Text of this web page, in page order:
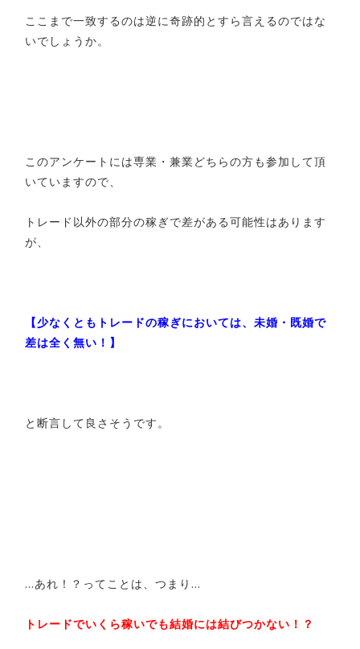
ここまで一致するのは逆に奇跡的とすら言えるのではな
いでしょうか。
このアンケートには専業・兼業どちらの方も参加して頂
いていますので、
トレード以外の部分の稼ぎで差がある可能性はあります
が、
【少なくともトレードの稼ぎにおいては、未婚・既婚で
差は全く無い！】
と断言して良さそうです。
…あれ！？ってことは、つまり…
トレードでいくら稼いでも結婚には結びつかない！？